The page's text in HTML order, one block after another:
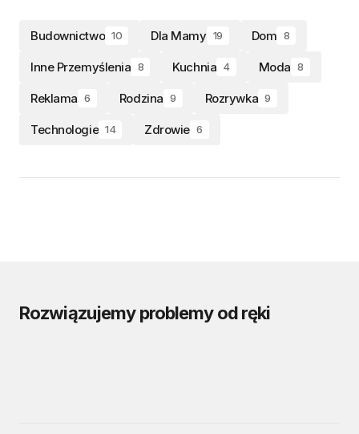
Budownictwo 10 Dla Mamy 19 Dom 8
Inne Przemyślenia 8 Kuchnia 4 Moda 8
Reklama 6 Rodzina 9 Rozrywka 9
Technologie 14 Zdrowie 6
Rozwiązujemy problemy od ręki